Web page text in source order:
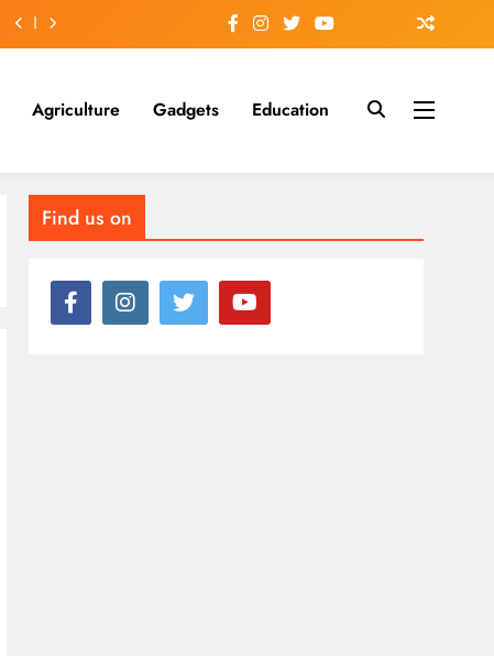
Agriculture Gadgets Education
Find us on